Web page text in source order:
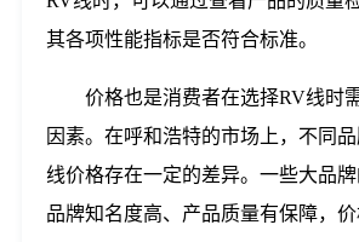
其各项性能指标是否符合标准。
价格也是消费者在选择RV线时
因素。在呼和浩特的市场上，不同
线价格存在一定的差异。一些大品
品牌知名度高、产品质量有保障，